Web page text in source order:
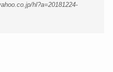
hl?a=20181224-